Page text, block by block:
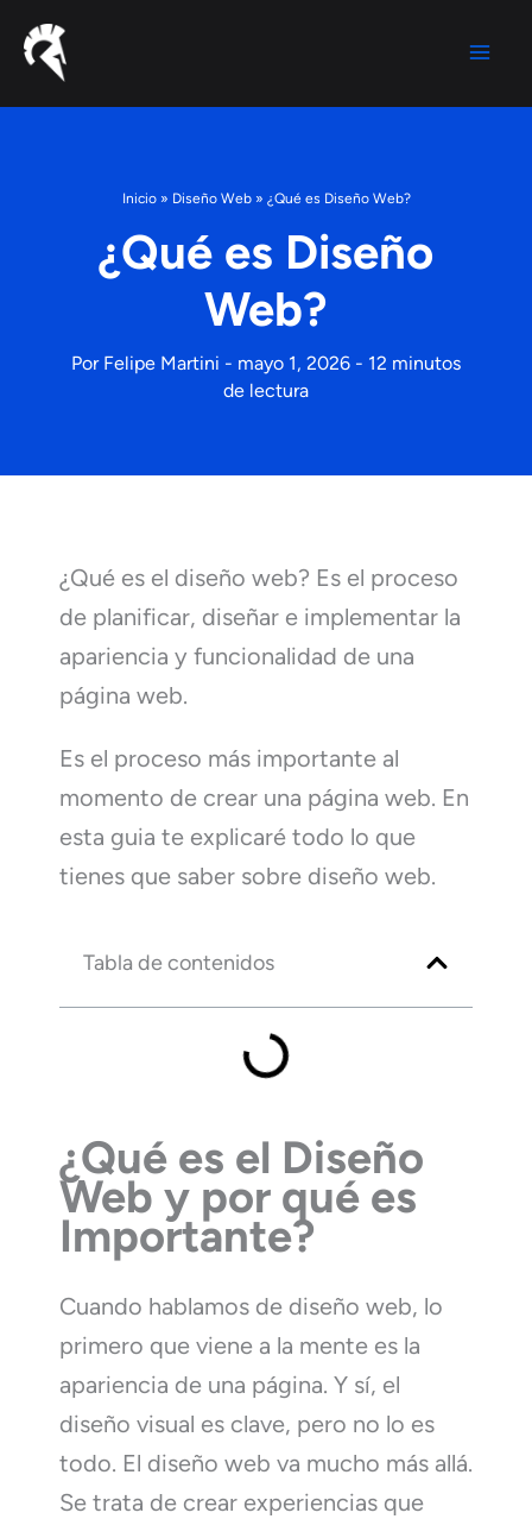
Inicio» Diseño Web» ¿Qué es Diseño Web?
¿Qué es Diseño
Web?
Por Felipe Martini - mayo 1, 2026 - 12 minutos
de lectura
¿Qué es el diseño web? Es el proceso
de planificar, diseñar e implementar la
apariencia y funcionalidad de una
página web.
Es el proceso más importante al
momento de crear una página web. En
esta guia te explicaré todo lo que
tienes que saber sobre diseño web.
Tabla de contenidos
¿Qué es el Diseño
Web y por qué es
Importante?
Cuando hablamos de diseño web, lo
primero que viene a la mente es la
apariencia de una página. Y sí, el
diseño visual es clave, pero no lo es
todo. El diseño web va mucho más allá.
Se trata de crear experiencias que